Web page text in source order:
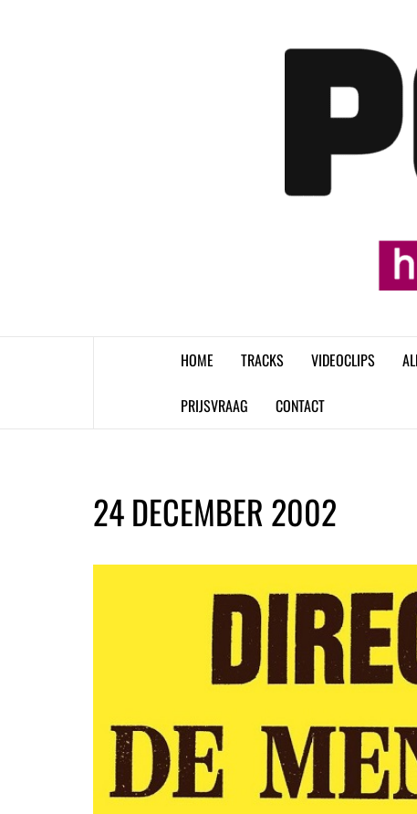
HOME TRACKS VIDEOCLIPS
PRIJSVRAAG CONTACT
24 DECEMBER 2002